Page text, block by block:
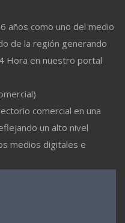
años como uno del medio
de la región generando
Hora en nuestro portal
comercial en una
un alto nivel
medios digitales e